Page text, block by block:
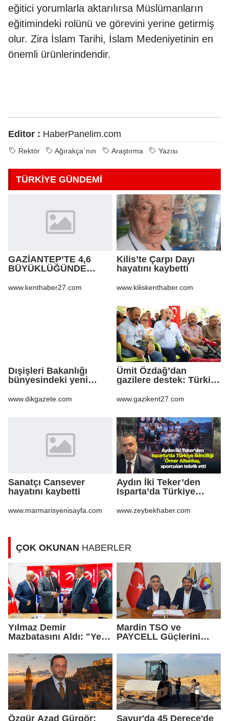
eğitici yorumlarla aktarılırsa Müslümanların
eğitimindeki rolünü ve görevini yerine getirmiş
olur. Zira İslam Tarihi, İslam Medeniyetinin en
önemli ürünlerindendir.
Editor : HaberPanelim.com
Rektör Ağırakça´nın Araştırma Yazısı
TÜRKİYE GÜNDEMİ
GAZİANTEP’TE 4,6
BÜYÜKLÜĞÜNDE
www.kenthaber27.com
Kilis’te Çarpı Dayı
hayatını kaybetti
www.kiliskenthaber.com
Dışişleri Bakanlığı
bünyesindeki yeni
Gazete'de
www.dikgazete.com
Ümit Özdağ’dan
gazilere destek: Türkiye
taşımamalı
www.gazikent27.com
Sanatçı Cansever
hayatını kaybetti
www.marmarisyenisayfa.com
Aydın İki Teker’den
Isparta’da Türkiye
Altuntaş, sporcuları
www.zeybekhaber.com
ÇOK OKUNAN HABERLER
Yılmaz Demir
Mazbatasını Aldı: "Yeni
Geldik"
Mardin TSO ve
PAYCELL Güçlerini
Özgür Azad Gürgör:
Savur'da 45 Derece'de